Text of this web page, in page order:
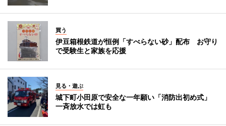
買う
伊豆箱根鉄道が恒例「すべらない砂」配布 お守り
で受験生と家族を応援
見る・遊ぶ
城下町小田原で安全な一年願い「消防出初め式」
一斉放水では虹も